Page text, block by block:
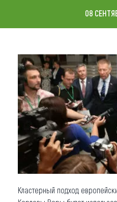
Карта
Что привезти
О регионе
Коллекция
Другие рубрики
08
Кластерный подход